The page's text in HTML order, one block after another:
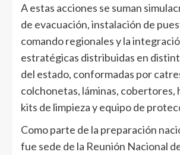
A estas acciones se suman
de evacuación, instalación de
comando regionales y la
estratégicas distribuidas en
del estado, conformadas por
colchonetas, láminas, cobertores,
kits de limpieza y equipo de
Como parte de la preparación
fue sede de la Reunión Nacional